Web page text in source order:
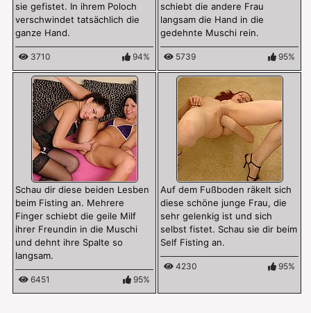
sie gefistet. In ihrem Poloch
verschwindet tatsächlich die
ganze Hand.
3710 94%
schiebt die andere Frau
langsam die Hand in die
gedehnte Muschi rein.
5739 95%
Schau dir diese beiden Lesben
beim Fisting an. Mehrere
Finger schiebt die geile Milf
ihrer Freundin in die Muschi
und dehnt ihre Spalte so
langsam.
6451 95%
Auf dem Fußboden räkelt sich
diese schöne junge Frau, die
sehr gelenkig ist und sich
selbst fistet. Schau sie dir beim
Self Fisting an.
4230 95%